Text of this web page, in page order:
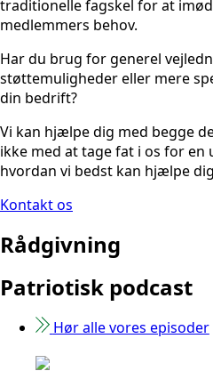
traditionelle fagskel for at
medlemmers behov.
Har du brug for generel
støttemuligheder eller mere
din bedrift?
Vi kan hjælpe dig med begge
ikke med at tage fat i os for
hvordan vi bedst kan hjælpe
Kontakt os
Rådgivning
Patriotisk podcast
Hør alle vores episoder